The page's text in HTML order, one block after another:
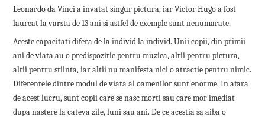
Leonardo da Vinci a invatat singur pictura, iar Victor Hugo a fost
laureat la varsta de 13 ani si astfel de exemple sunt nenumarate.
Aceste capacitati difera de la individ la individ. Unii copii, din primii
ani de viata au o predispozitie pentru muzica, altii pentru pictura,
altii pentru stiinta, iar altii nu manifesta nici o atractie pentru nimic.
Diferentele dintre modul de viata al oamenilor sunt enorme. In afara
de acest lucru, sunt copii care se nasc morti sau care mor imediat
dupa nastere la cateva zile, luni sau ani. De ce acestia sa aiba o